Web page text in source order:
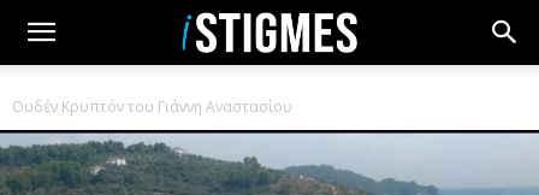
Ουδέν Κρυπτόν του Γιάννη Αναστασίου